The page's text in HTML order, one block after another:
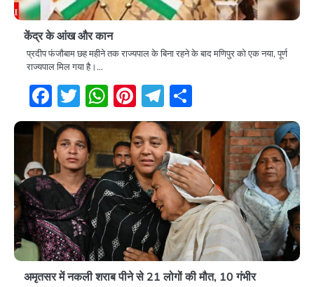
केंद्र के आंख और कान
प्रदीप फंजौबाम छह महीने तक राज्यपाल के बिना रहने के बाद मणिपुर को एक नया, पूर्ण
राज्यपाल मिल गया है।…
Facebook
Twitter
WhatsApp
Pinterest
Telegram
अमृतसर में नकली शराब पीने से 21 लोगों की मौत, 10 गंभीर